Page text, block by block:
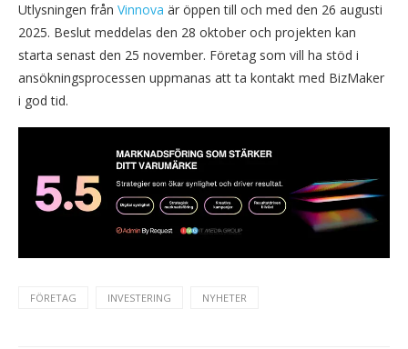
Utlysningen från Vinnova är öppen till och med den 26 augusti
2025. Beslut meddelas den 28 oktober och projekten kan
starta senast den 25 november. Företag som vill ha stöd i
ansökningsprocessen uppmanas att ta kontakt med BizMaker
i god tid.
FÖRETAG INVESTERING NYHETER